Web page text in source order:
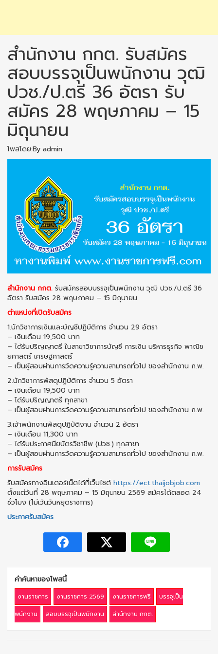
สำนักงาน กกต. รับสมัคร
สอบบรรจุเป็นพนักงาน วุฒิ
ปวช./ป.ตรี 36 อัตรา รับ
สมัคร 28 พฤษภาคม – 15
มิถุนายน
โพสโดย:By admin
สำนักงาน กกต. รับสมัครสอบบรรจุเป็นพนักงาน วุฒิ ปวช./ป.ตรี 36
อัตรา รับสมัคร 28 พฤษภาคม – 15 มิถุนายน
ตำแหน่งที่เปิดรับสมัคร
1.นักวิชาการเงินและบัญชีปฏิบัติการ จำนวน 29 อัตรา
– เงินเดือน 19,500 บาท
– ได้รับปริญญาตรี ในสาขาวิชาการบัญชี การเงิน บริหารธุรกิจ พาณิช
ยศาสตร์ เศรษฐศาสตร์
– เป็นผู้สอบผ่านการวัดความรู้ความสามารถทั่วไป ของสำนักงาน ก.พ.
2.นักวิชาการพัสดุปฏิบัติการ จำนวน 5 อัตรา
– เงินเดือน 19,500 บาท
– ได้รับปริญญาตรี ทุกสาขา
– เป็นผู้สอบผ่านการวัดความรู้ความสามารถทั่วไป ของสำนักงาน ก.พ.
3.เจ้าพนักงานพัสดุปฏิบัติงาน จำนวน 2 อัตรา
– เงินเดือน 11,300 บาท
– ได้รับประกาศนียบัตรวิชาชีพ (ปวช.) ทุกสาขา
– เป็นผู้สอบผ่านการวัดความรู้ความสามารถทั่วไป ของสำนักงาน ก.พ.
การรับสมัคร
รับสมัครทางอินเตอร์เน็ตได้ที่เว็บไซต์https://ect.thaijobjob.com
ตั้งแต่วันที่ 28 พฤษภาคม – 15 มิถุนายน 2569 สมัครได้ตลอด 24
ชั่วโมง (ไม่เว้นวันหยุดราชการ)
ประกาศรับสมัคร
คำค้นหาของโพสนี้
งานราชการ งานราชการ 2569 งานราชการฟรี
บรรจุเป็น
พนักงาน
สอบบรรจุเป็นพนักงาน สำนักงาน กกต.